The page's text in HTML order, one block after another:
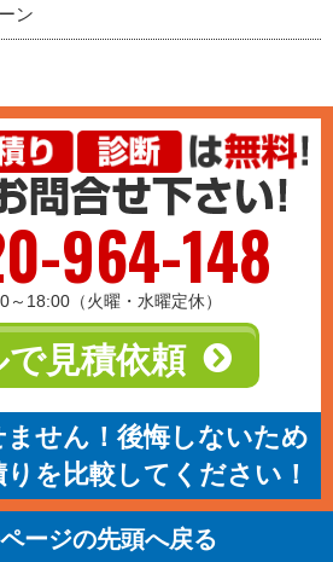
ン
964-148
～18:00（火曜・水曜定休）
で見積依頼
せん！後悔しないため
を比較してください！
ージの先頭へ戻る